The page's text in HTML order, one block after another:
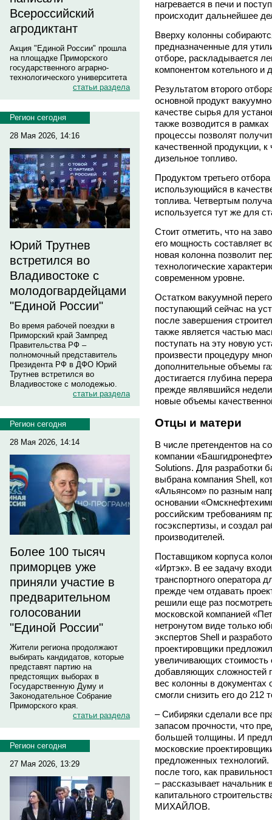
Всероссийский
агродиктант
Акция "Единой России" прошла
на площадке Приморского
государственного аграрно-
технологического университета
статьи раздела
Регион сегодня
28 Мая 2026, 14:16
Юрий Трутнев
встретился во
Владивостоке с
молодогвардейцами
"Единой России"
Во время рабочей поездки в
Приморский край Зампред
Правительства РФ –
полномочный представитель
Президента РФ в ДФО Юрий
Трутнев встретился во
Владивостоке с молодежью.
статьи раздела
Регион сегодня
28 Мая 2026, 14:14
Более 100 тысяч
приморцев уже
приняли участие в
предварительном
голосовании
"Единой России"
Жители региона продолжают
выбирать кандидатов, которые
представят партию на
предстоящих выборах в
Государственную Думу и
Законодательное Собрание
Приморского края.
статьи раздела
Регион сегодня
27 Мая 2026, 13:29
нагревается в печи и
происходит дальнейшее
Вверху колонны
предназначенные для
отборе, раскладывается
компонентом котельного и
Результатом второго
основной продукт
качестве сырья для
также возводится в
процессы позволят
качественной продукции, к
дизельное топливо.
Продуктом третьего
использующийся в
топлива. Четвертым
используется тут же для
Стоит отметить, что на
его мощность составляет
новая колонна позволит
технологические
современном уровне.
Остатком вакуумной
поступающий сейчас на
после завершения
также является частью
поступать на эту новую
произвести процедуру
дополнительные объемы
достигается глубина
прежде являвшийся
новые объемы
Отцы и матери
В числе претендентов на
компании
Solutions. Для разработки
выбрана компания Shell,
«Альянсом» по разным
основании
российским требованиям
госэкспертизы, и создал
производителей.
Поставщиком корпуса
«Иртэк». В ее задачу
транспортного оператора
прежде чем отдавать
решили еще раз
московской компанией
нетронутом виде только
экспертов Shell и
проектировщики
увеличивающих стоимость
добавляющих сложностей
вес колонны в документах
смогли снизить его до 212
– Сибиряки сделали все
запасом прочности, что
большей толщины. И
московские
предложенных
после того, как
– рассказывает начальник
капитального
МИХАЙЛОВ.